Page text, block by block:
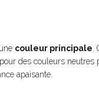
couleur principale
des couleurs neutres
apaisante.